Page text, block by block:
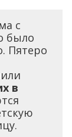
с
было
Пятеро
в